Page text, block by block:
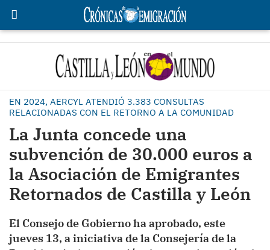
EN 2024, AERCYL ATENDIÓ 3.383 CONSULTAS
RELACIONADAS CON EL RETORNO A LA COMUNIDAD
La Junta concede una
subvención de 30.000 euros a
la Asociación de Emigrantes
Retornados de Castilla y León
El Consejo de Gobierno ha aprobado, este
jueves 13, a iniciativa de la Consejería de la